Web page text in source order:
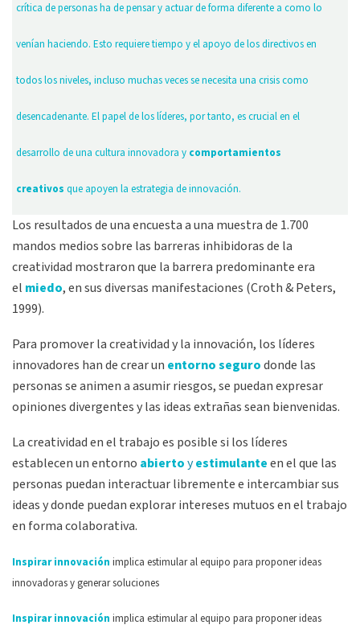
crítica de personas ha de pensar y actuar de forma diferente a como lo
venían haciendo. Esto requiere tiempo y el apoyo de los directivos en
todos los niveles, incluso muchas veces se necesita una crisis como
desencadenante. El papel de los líderes, por tanto, es crucial en el
desarrollo de una cultura innovadora y comportamientos
creativos que apoyen la estrategia de innovación.
Los resultados de una encuesta a una muestra de 1.700
mandos medios sobre las barreras inhibidoras de la
creatividad mostraron que la barrera predominante era
el miedo, en sus diversas manifestaciones (Croth & Peters,
1999).
Para promover la creatividad y la innovación, los líderes
innovadores han de crear un entorno segurodonde las
personas se animen a asumir riesgos, se puedan expresar
opiniones divergentes y las ideas extrañas sean bienvenidas.
La creatividad en el trabajo es posible si los líderes
establecen un entorno abiertoyestimulanteen el que las
personas puedan interactuar libremente e intercambiar sus
ideas y donde puedan explorar intereses mutuos en el trabajo
en forma colaborativa.
Inspirar innovación implica estimular al equipo para proponer ideas
innovadoras y generar soluciones
Inspirar innovación implica estimular al equipo para proponer ideas